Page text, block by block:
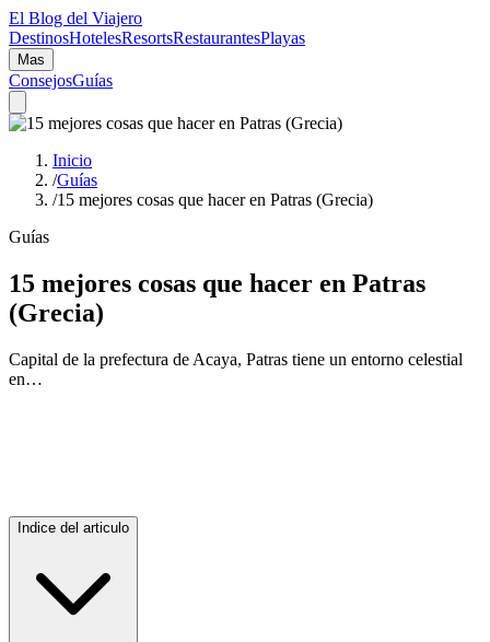
El Blog del Viajero
DestinosHotelesResortsRestaurantesPlayas
Mas
ConsejosGuías
Inicio
/Guías
/15 mejores cosas que hacer en Patras (Grecia)
Guías
15 mejores cosas que hacer en Patras
(Grecia)
Capital de la prefectura de Acaya, Patras tiene un entorno celestial
en…
Indice del articulo